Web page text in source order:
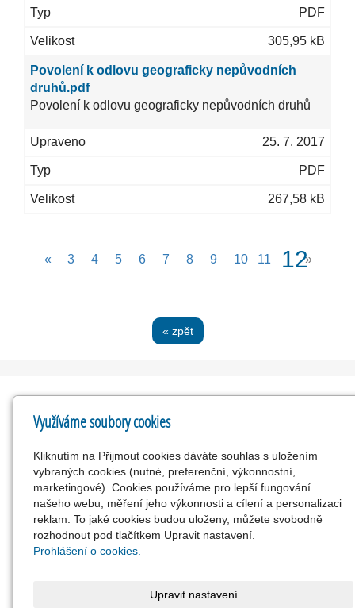
PDF
305,95 kB
Povolení k odlovu geograficky nepůvodních
druhů.pdf
Povolení k odlovu geograficky nepůvodních druhů
25. 7. 2017
PDF
267,58 kB
« 3 4 5 6 7 8 9 10 11 12»
« zpět
Obec Chocomyšl
Chocomyšl 40, 345 43, Koloveč
00572527
info@chocomysl.cz
www.chocomysl.cz
Využíváme soubory cookies
Kliknutím na Přijmout cookies dáváte souhlas s uložením
vybraných cookies (nutné, preferenční, výkonnostní,
marketingové). Cookies používáme pro lepší fungování
našeho webu, měření jeho výkonnosti a cílení a personalizaci
reklam. To jaké cookies budou uloženy, můžete svobodně
rozhodnout pod tlačítkem Upravit nastavení.
Prohlášení o cookies.
Upravit nastavení